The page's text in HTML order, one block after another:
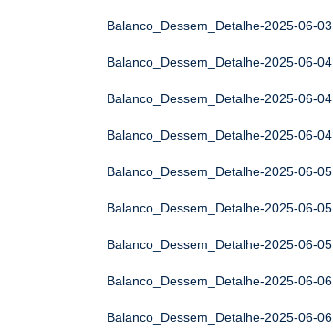
Balanco_Dessem_Detalhe-2025-06-03
Balanco_Dessem_Detalhe-2025-06-04
Balanco_Dessem_Detalhe-2025-06-04
Balanco_Dessem_Detalhe-2025-06-04
Balanco_Dessem_Detalhe-2025-06-05
Balanco_Dessem_Detalhe-2025-06-05
Balanco_Dessem_Detalhe-2025-06-05
Balanco_Dessem_Detalhe-2025-06-06
Balanco_Dessem_Detalhe-2025-06-06